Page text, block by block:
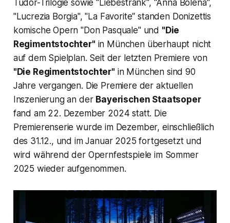
Tudor-Trilogie sowie"Liebestrank", "Anna Bolena",
"Lucrezia Borgia", "La Favorite“ standen Donizettis
komische Opern "Don Pasquale"und "Die
Regimentstochter" in München überhaupt nicht
auf dem Spielplan. Seit der letzten Premiere von
"Die Regimentstochter" in München sind 90
Jahre vergangen. Die Premiere der aktuellen
Inszenierung an der Bayerischen Staatsoper
fand am 22. Dezember 2024 statt. Die
Premierenserie wurde im Dezember, einschließlich
des 31.12., und im Januar 2025 fortgesetzt und
wird während der Opernfestspiele im Sommer
2025 wieder aufgenommen.